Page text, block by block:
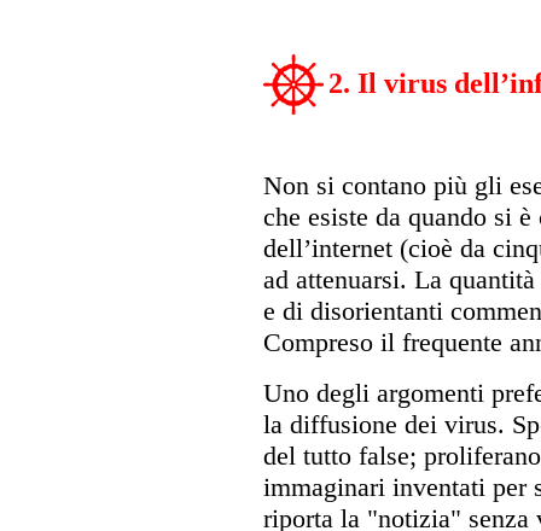
2. Il virus
Non si contano più gli
che esiste da quando si
dell’internet (cioè da
ad attenuarsi. La
e di disorientanti
Compreso il frequente
Uno degli argomenti
la diffusione dei virus.
del tutto false;
immaginari inventati per
riporta la "notizia" senza